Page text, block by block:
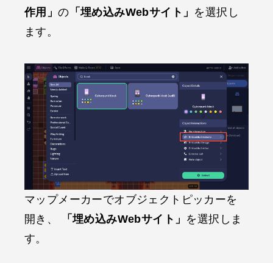
作用」の 「埋め込みWebサイト」 を選択し
ます。
マップメーカーでオブジェクトピッカーを
開き、
「埋め込みWebサイト」 を選択しま
す。